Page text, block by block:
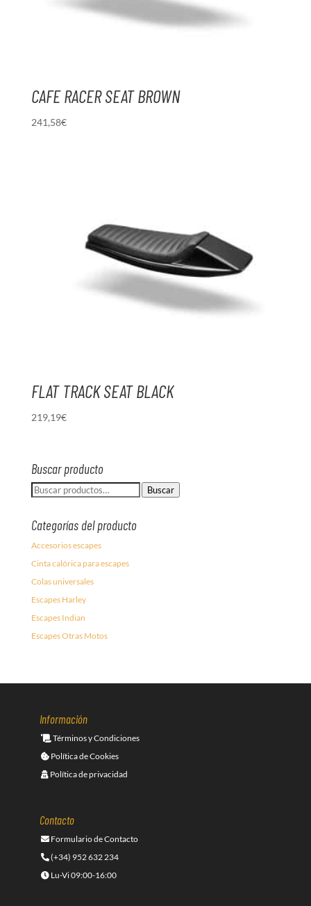
CAFE RACER SEAT BROWN
241,58€
FLAT TRACK SEAT BLACK
219,19€
Buscar producto
Buscar
Buscar
Categorías del producto
Accesorios escapes
Cinta calórica para escapes
Colas universales
Escapes Harley
Escapes Indian
Escapes Otras Motos
Información
Términos y Condiciones
Política de Cookies
Política de privacidad
Contacto
Formulario de Contacto
(+34) 952 632 234
Lu-Vi 09:00-16:00